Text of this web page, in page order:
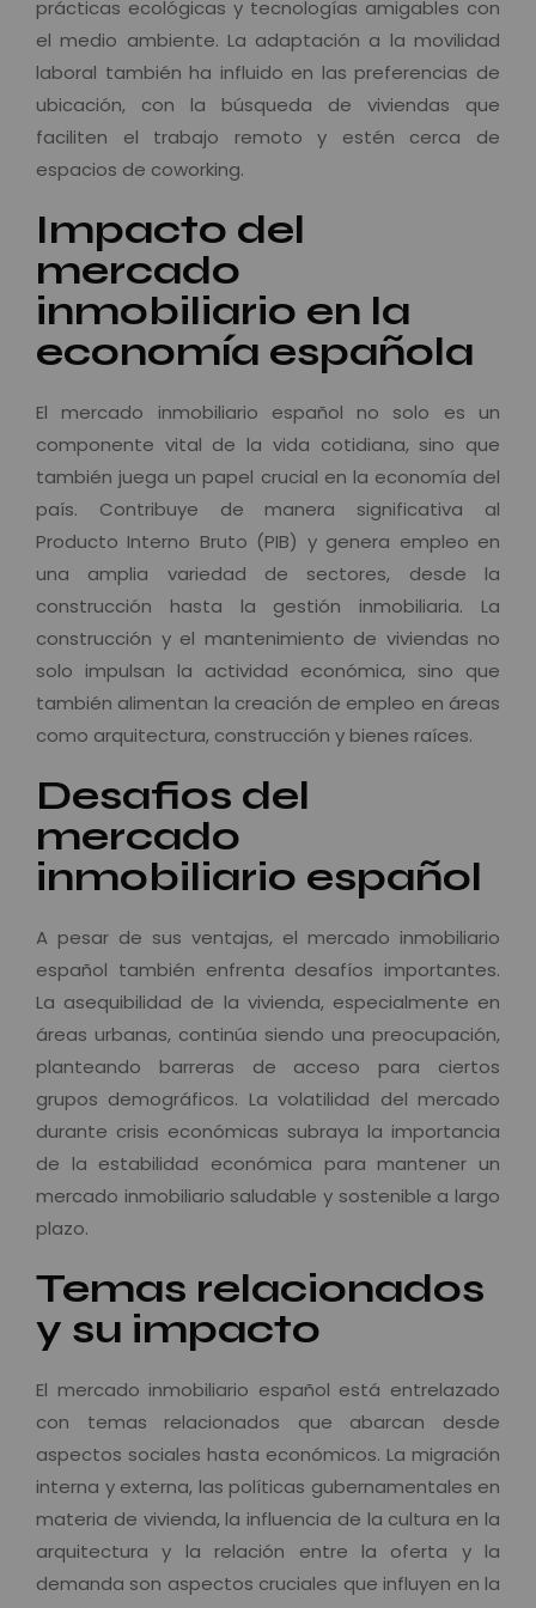
prácticas ecológicas y tecnologías amigables con
el medio ambiente. La adaptación a la movilidad
laboral también ha influido en las preferencias de
ubicación, con la búsqueda de viviendas que
faciliten el trabajo remoto y estén cerca de
espacios de coworking.
Impacto del
mercado
inmobiliario en la
economía española
El mercado inmobiliario español no solo es un
componente vital de la vida cotidiana, sino que
también juega un papel crucial en la economía del
país. Contribuye de manera significativa al
Producto Interno Bruto (PIB) y genera empleo en
una amplia variedad de sectores, desde la
construcción hasta la gestión inmobiliaria. La
construcción y el mantenimiento de viviendas no
solo impulsan la actividad económica, sino que
también alimentan la creación de empleo en áreas
como arquitectura, construcción y bienes raíces.
Desafios del
mercado
inmobiliario español
A pesar de sus ventajas, el mercado inmobiliario
español también enfrenta desafíos importantes.
La asequibilidad de la vivienda, especialmente en
áreas urbanas, continúa siendo una preocupación,
planteando barreras de acceso para ciertos
grupos demográficos. La volatilidad del mercado
durante crisis económicas subraya la importancia
de la estabilidad económica para mantener un
mercado inmobiliario saludable y sostenible a largo
plazo.
Temas relacionados
y su impacto
El mercado inmobiliario español está entrelazado
con temas relacionados que abarcan desde
aspectos sociales hasta económicos. La migración
interna y externa, las políticas gubernamentales en
materia de vivienda, la influencia de la cultura en la
arquitectura y la relación entre la oferta y la
demanda son aspectos cruciales que influyen en la